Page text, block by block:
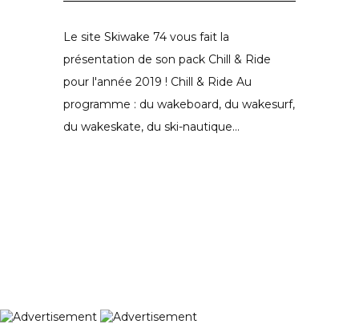
Le site Skiwake 74 vous fait la
présentation de son pack Chill & Ride
pour l'année 2019 ! Chill & Ride Au
programme : du wakeboard, du wakesurf,
du wakeskate, du ski-nautique...